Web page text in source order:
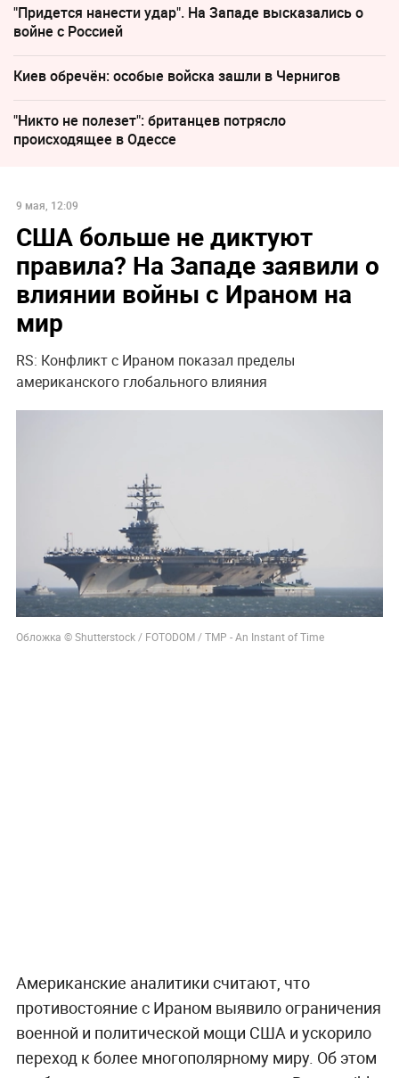
"Придется нанести удар". На Западе высказались о
войне с Россией
Киев обречён: особые войска зашли в Чернигов
"Никто не полезет": британцев потрясло
происходящее в Одессе
9 мая, 12:09
США больше не диктуют
правила? На Западе заявили о
влиянии войны с Ираном на
мир
RS: Конфликт с Ираном показал пределы
американского глобального влияния
Обложка © Shutterstock / FOTODOM / TMP - An Instant of Time
Американские аналитики считают, что
противостояние с Ираном выявило ограничения
военной и политической мощи США и ускорило
переход к более многополярному миру. Об этом